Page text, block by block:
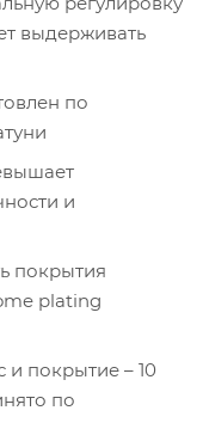
выдерживать
по
и
покрытия
plating
и покрытие – 10
по